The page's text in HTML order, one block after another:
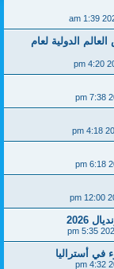
الدولية لعام
2026
في أستراليا